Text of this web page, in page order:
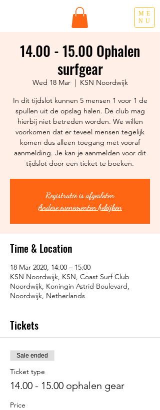
ME
NU
14.00 - 15.00 Ophalen
surfgear
Wed 18 Mar
  |
KSN Noordwijk
In dit tijdslot kunnen 5 mensen 1 voor 1 de
spullen uit de opslag halen. De club mag
hierbij niet betreden worden. We willen
voorkomen dat er teveel mensen tegelijk
komen dus alleen toegang met vooraf
aanmelding. Je kan je aanmelden voor dit
Registratie is afgesloten
Andere evenementen bekijken
Time & Location
18 Mar 2020, 14:00 – 15:00
KSN Noordwijk, KSN, Coast Surf Club
Noordwijk, Koningin Astrid Boulevard,
Noordwijk, Netherlands
Tickets
Sale ended
Ticket type
14.00 - 15.00 ophalen gear
Price